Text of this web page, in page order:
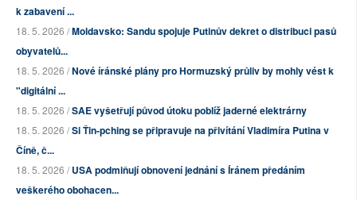
k zabavení ...
18. 5. 2026 /Moldavsko: Sandu spojuje Putinův dekret o distribuci pasů
obyvatelů...
18. 5. 2026 /Nové íránské plány pro Hormuzský průliv by mohly vést k
"digitální ...
18. 5. 2026 /SAE vyšetřují původ útoku poblíž jaderné elektrárny
18. 5. 2026 /Si Ťin-pching se připravuje na přivítání Vladimíra Putina v
Číně, č...
18. 5. 2026 /USA podmiňují obnovení jednání s Íránem předáním
veškerého obohacen...